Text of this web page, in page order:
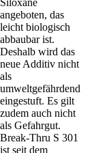
angeboten, das
leicht biologisch
abbaubar ist.
Deshalb wird das
neue Additiv nicht
als
umweltgefährdend
eingestuft. Es gilt
zudem auch nicht
als Gefahrgut.
Break-Thru S 301
ist seit dem